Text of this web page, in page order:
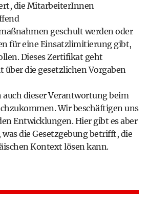
die MitarbeiterInnen
geschult werden oder
für eine Einsatzlimitierung gibt,
Dieses Zertifikat geht
über die gesetzlichen Vorgaben
auch dieser Verantwortung beim
Wir beschäftigen uns
Entwicklungen. Hier gibt es aber
die Gesetzgebung betrifft, die
Kontext lösen kann.